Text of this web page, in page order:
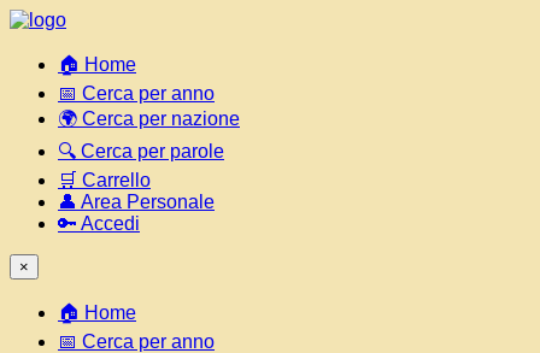
🏠 Home
📅 Cerca per anno
🌍 Cerca per nazione
🔍 Cerca per parole
🛒 Carrello
👤 Area Personale
🔑 Accedi
×
🏠 Home
📅 Cerca per anno